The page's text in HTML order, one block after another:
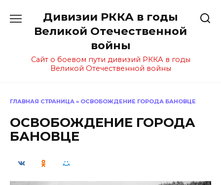
содержанию
Дивизии РККА в годы
Великой Отечественной
войны
Сайт о боевом пути дивизий РККА в годы
Великой Отечественной войны
ГЛАВНАЯ СТРАНИЦА » ОСВОБОЖДЕНИЕ ГОРОДА БАНОВЦЕ
ОСВОБОЖДЕНИЕ ГОРОДА
БАНОВЦЕ